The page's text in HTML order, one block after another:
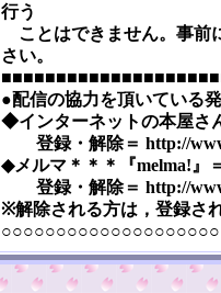
行う
ことはできません。事前
さい。
●配信の協力を頂いている
◆インターネットの本屋さ
登録・解除＝ http://
◆メルマ＊＊＊『melma!』
登録・解除＝ http://
※解除される方は，登録さ